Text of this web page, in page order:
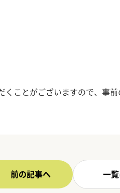
ことがございますので、事
前の記事へ 一